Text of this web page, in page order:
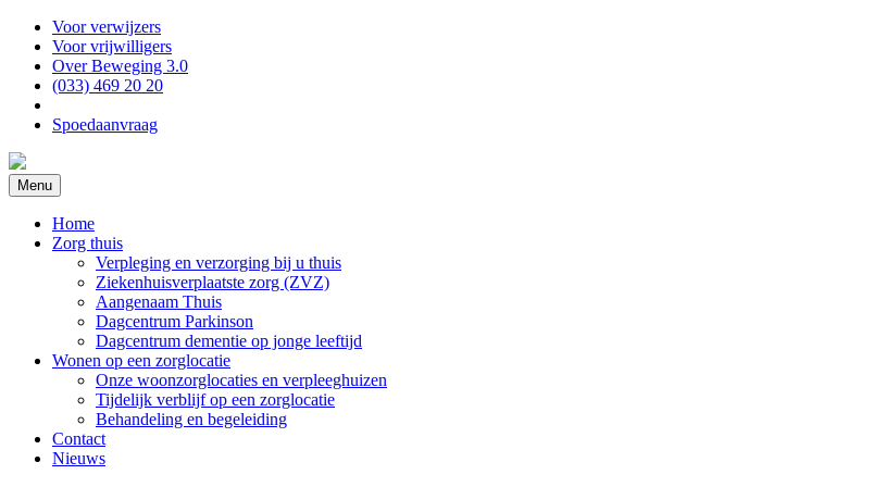
Voor verwijzers
Voor vrijwilligers
Over Beweging 3.0
(033) 469 20 20
Spoedaanvraag
Menu
Home
Zorg thuis
Verpleging en verzorging bij u thuis
Ziekenhuisverplaatste zorg (ZVZ)
Aangenaam Thuis
Dagcentrum Parkinson
Dagcentrum dementie op jonge leeftijd
Wonen op een zorglocatie
Onze woonzorglocaties en verpleeghuizen
Tijdelijk verblijf op een zorglocatie
Behandeling en begeleiding
Contact
Nieuws